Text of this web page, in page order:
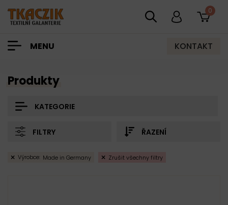
0
MENU KONTAKT
KATEGORIE
FILTRY
Produkty
ŘAZENÍ
Výrobce: Made in Germany Zrušit všechny filtry